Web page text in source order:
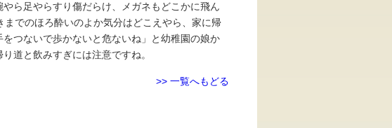
足やらすり傷だらけ、メガネもどこかに飛ん
でのほろ酔いのよか気分はどこえやら、家に帰
つないで歩かないと危ないね」と幼稚園の娘か
道と飲みすぎには注意ですね。
>> 一覧へもどる